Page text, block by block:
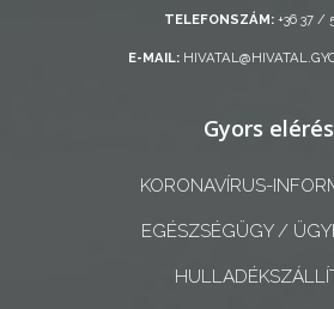
KÖRNYEZETVÉDELEM
TELEPÜLÉSRENDEZÉS
STRATÉGIÁK
KONCEPCIÓK
TELEFONSZÁM:+36 37 /
E-MAIL:
Gyors elérés
KORONAVÍRUS-
EGÉSZSÉGÜGY /